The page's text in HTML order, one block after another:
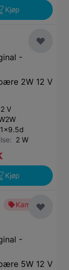
Kjøp
-
2W 12 V
V
2 W
Kjøp
Kampanje
-
5W 12 V